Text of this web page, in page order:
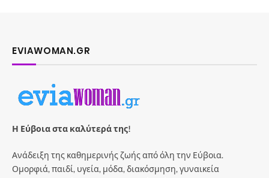
EVIAWOMAN.GR
Η Εύβοια στα καλύτερά της!
Ανάδειξη της καθημερινής ζωής από όλη την Εύβοια.
Ομορφιά, παιδί, υγεία, μόδα, διακόσμηση, γυναικεία